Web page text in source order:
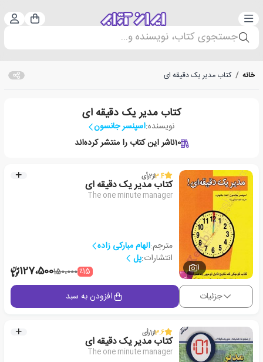
دسته‌بندی سبد
جستجوی کتاب، نویسنده و...
خانه / کتاب مدیر یک دقیقه ای
کتاب مدیر یک دقیقه ای
نویسنده:اسپنسر جانسون
10ناشر این کتاب را منتشر کرده‌اند
1
3.4از2رأی
کتاب مدیر یک دقیقه ای
The one minute manager
مترجم:الهام مبارکی زاده
انتشارات:پل
٪15150،000127،500
جزئیات افزودن به سبد
3.6از1رأی
کتاب مدیر یک دقیقه ای
The one minute manager